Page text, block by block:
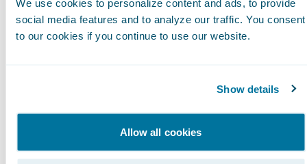
We use cookies to personalize content and ads, to provide
social media features and to analyze our traffic. You consent
to our cookies if you continue to use our website.
Show details
Allow all cookies
Qualität, Stabilität und Vertrauen. Wir
freuen uns darauf, sie dabei zu unterstützen,
ihr Nichtlebensportfolio einzusetzen.“
Über ČSOB Group